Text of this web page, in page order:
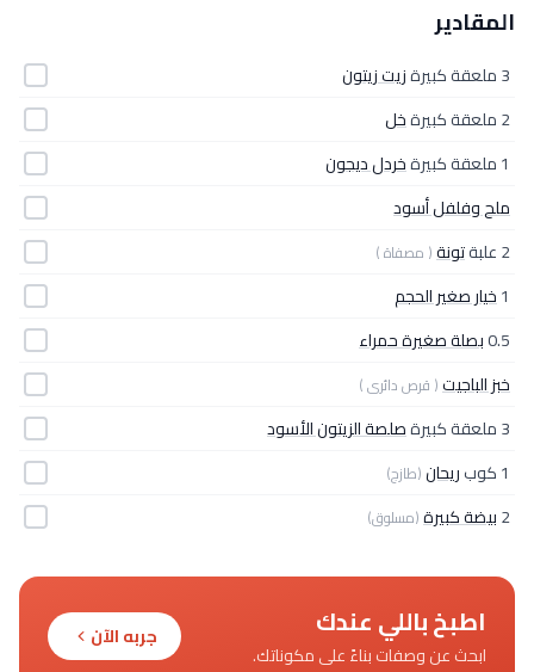
المقادير
3 ملعقة كبيرة
زيت زيتون
2 ملعقة كبيرة
خل
1 ملعقة كبيرة
خردل ديجون
ملح وفلفل أسود
2 علبة
تونة( مصفاة )
1خيار صغير الحجم
0.5بصلة صغيرة حمراء
خبز الباجيت( قرص دائرى )
3 ملعقة كبيرة
صلصة الزيتون الأسود
1 كوب
ريحان(طازج)
2بيضة كبيرة(مسلوق)
اطبخ باللي عندك
ابحث عن وصفات بناءً على مكوناتك.
جربه الآن